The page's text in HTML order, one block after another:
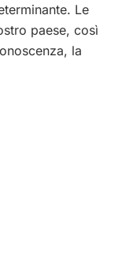
Le
paese, così
la